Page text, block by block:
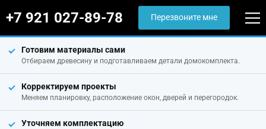
+7 921 027-89-78 Перезвоните мне
Готовим материалы сами
Отбираем древесину и подготавливаем детали домокомплекта.
Корректируем проекты
Меняем планировку, расположение окон, дверей и перегородок.
Уточняем комплектацию